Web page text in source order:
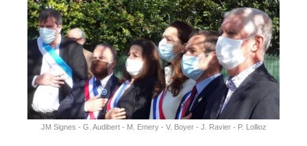
JM Signes - G. Audibert - M. Emery - V. Boyer - J. Ravier - P. Lollioz